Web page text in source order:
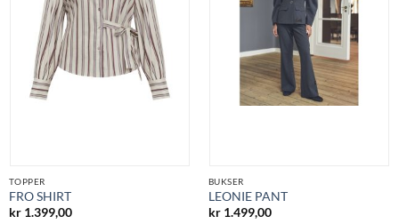
TOPPER
FRO SHIRT
kr1.399,00
BUKSER
LEONIE PANT
kr1.499,00